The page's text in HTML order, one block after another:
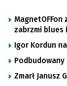
zabrzmi blues
Igor Kordun
Zmarł Janusz